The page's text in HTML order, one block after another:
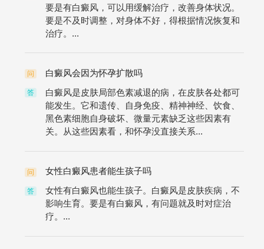
要是有白癜风，可以用缓解治疗，改善身体状况。
要是不及时调整，对身体不好，得根据情况恢复和
治疗。...
问 白癜风会因为怀孕扩散吗
答
白癜风是皮肤局部色素减退的病，在皮肤各处都可
能发生。它和遗传、自身免疫、精神神经、饮食、
黑色素细胞自身破坏、微量元素缺乏这些因素有
关。从这些因素看，和怀孕没直接关系...
问 女性白癜风患者能生孩子吗
答
女性有白癜风也能生孩子。白癜风是皮肤疾病，不
影响生育。要是有白癜风，有问题就及时对症治
疗。...